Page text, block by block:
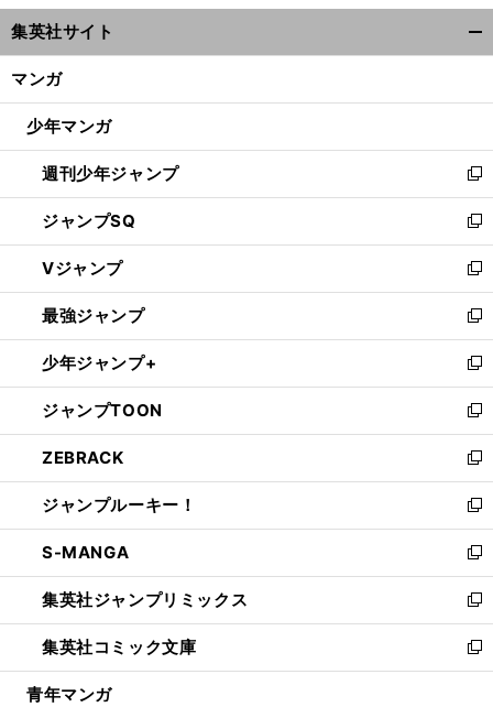
ウ
ィ
ン
ウ
開
く
集英社サイト
マンガ
少年マンガ
週刊少年ジャンプ
新
し
い
ウ
ィ
ン
ド
ウ
で
開
く
ジャンプSQ
新
し
い
ウ
ィ
ン
ド
ウ
で
開
く
Vジャンプ
新
し
い
ウ
ィ
ン
ド
ウ
で
開
く
最強ジャンプ
新
し
い
ウ
ィ
ン
ド
ウ
で
開
く
少年ジャンプ+
新
し
い
ウ
ィ
ン
ド
ウ
で
開
く
ジャンプTOON
新
し
い
ウ
ィ
ン
ド
ウ
で
開
く
ZEBRACK
新
し
い
ウ
ィ
ン
ド
ウ
で
開
ジャンプルーキー！
新
し
い
ウ
ィ
ン
ド
ウ
S-MANGA
新
し
い
ウ
ィ
ン
集英社ジャンプリミックス
新
し
い
ウ
集英社コミック文庫
新
し
青年マンガ